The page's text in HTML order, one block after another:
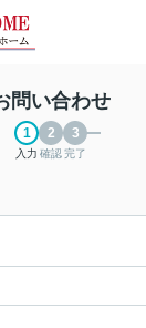
問い合わせ
入力 確認完了